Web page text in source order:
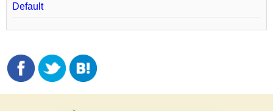
Default